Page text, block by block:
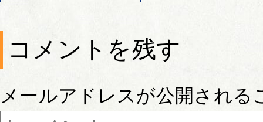
コメントを残す
メールアドレスが公開される